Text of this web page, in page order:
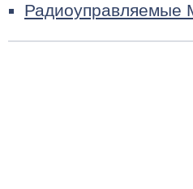
Радиоуправляемые